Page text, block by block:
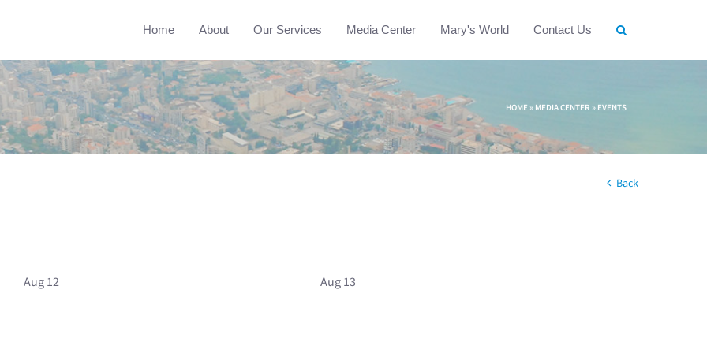
Home About Our Services Media Center Mary's World Contact Us
HOME » MEDIA CENTER » EVENTS
Back
Aug 12 Aug 13